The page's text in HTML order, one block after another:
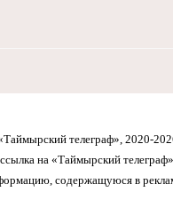
телеграф», 2020-
на «Таймырский телеграф»
содержащуюся в